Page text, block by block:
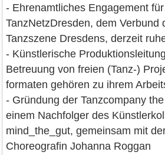
- Ehrenamtliches Engagement für
TanzNetzDresden, dem Verbund
Tanzszene Dresdens, derzeit
- Künstlerische
Betreuung von freien (Tanz-)
formaten gehören zu ihrem
- Gründung der Tanzcompany
einem Nachfolger des
mind_the_gut, gemeinsam mit
Choreografin Johanna Roggan